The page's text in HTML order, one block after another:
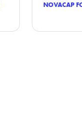
NOVACAP